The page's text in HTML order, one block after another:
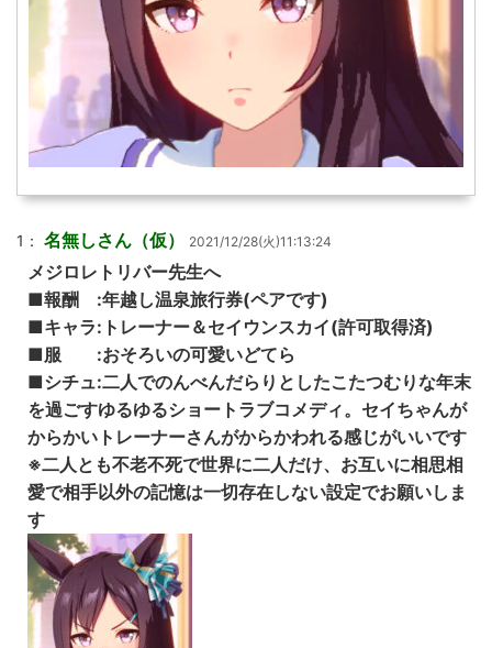
1： 名無しさん（仮） 2021/12/28(火)11:13:24
メジロレトリバー先生へ
■報酬 :年越し温泉旅行券(ペアです)
■キャラ:トレーナー＆セイウンスカイ(許可取得済)
■服 :おそろいの可愛いどてら
■シチュ:二人でのんべんだらりとしたこたつむりな年末
を過ごすゆるゆるショートラブコメディ。セイちゃんが
からかいトレーナーさんがからかわれる感じがいいです
※二人とも不老不死で世界に二人だけ、お互いに相思相
愛で相手以外の記憶は一切存在しない設定でお願いしま
す